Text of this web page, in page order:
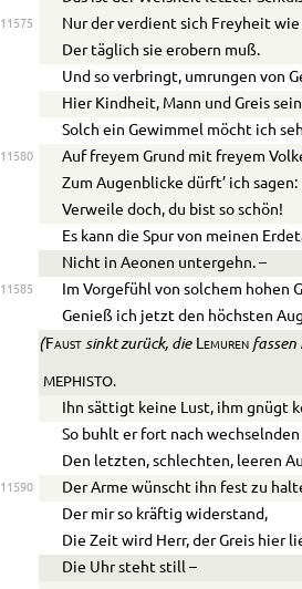
11575
Nur der verdient sich Freyheit wie
Der täglich sie erobern muß.
Und so verbringt, umrungen von
Hier Kindheit, Mann und Greis
Solch ein Gewimmel möcht ich
11580
Auf freyem Grund mit freyem
Zum Augenblicke dürft’ ich sagen:
Verweile doch, du bist so schön!
Es kann die Spur von meinen
Nicht in Aeonen untergehn. –
11585
Im Vorgefühl von solchem hohen
Genieß ich jetzt den höchsten
(Faustsinkt zurück, die Lemuren fassen
MEPHISTO.
Ihn sättigt keine Lust, ihm gnügt
So buhlt er fort nach
Den letzten, schlechten, leeren
11590
Der Arme wünscht ihn fest zu
Der mir so kräftig widerstand,
Die Zeit wird Herr, der Greis hier
Die Uhr steht still –